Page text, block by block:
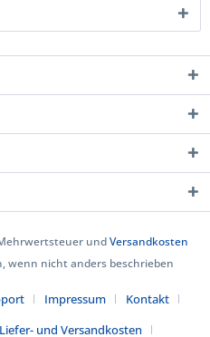
undVersandkosten
wenn nicht anders beschrieben
Impressum
Kontakt
Liefer- und Versandkosten